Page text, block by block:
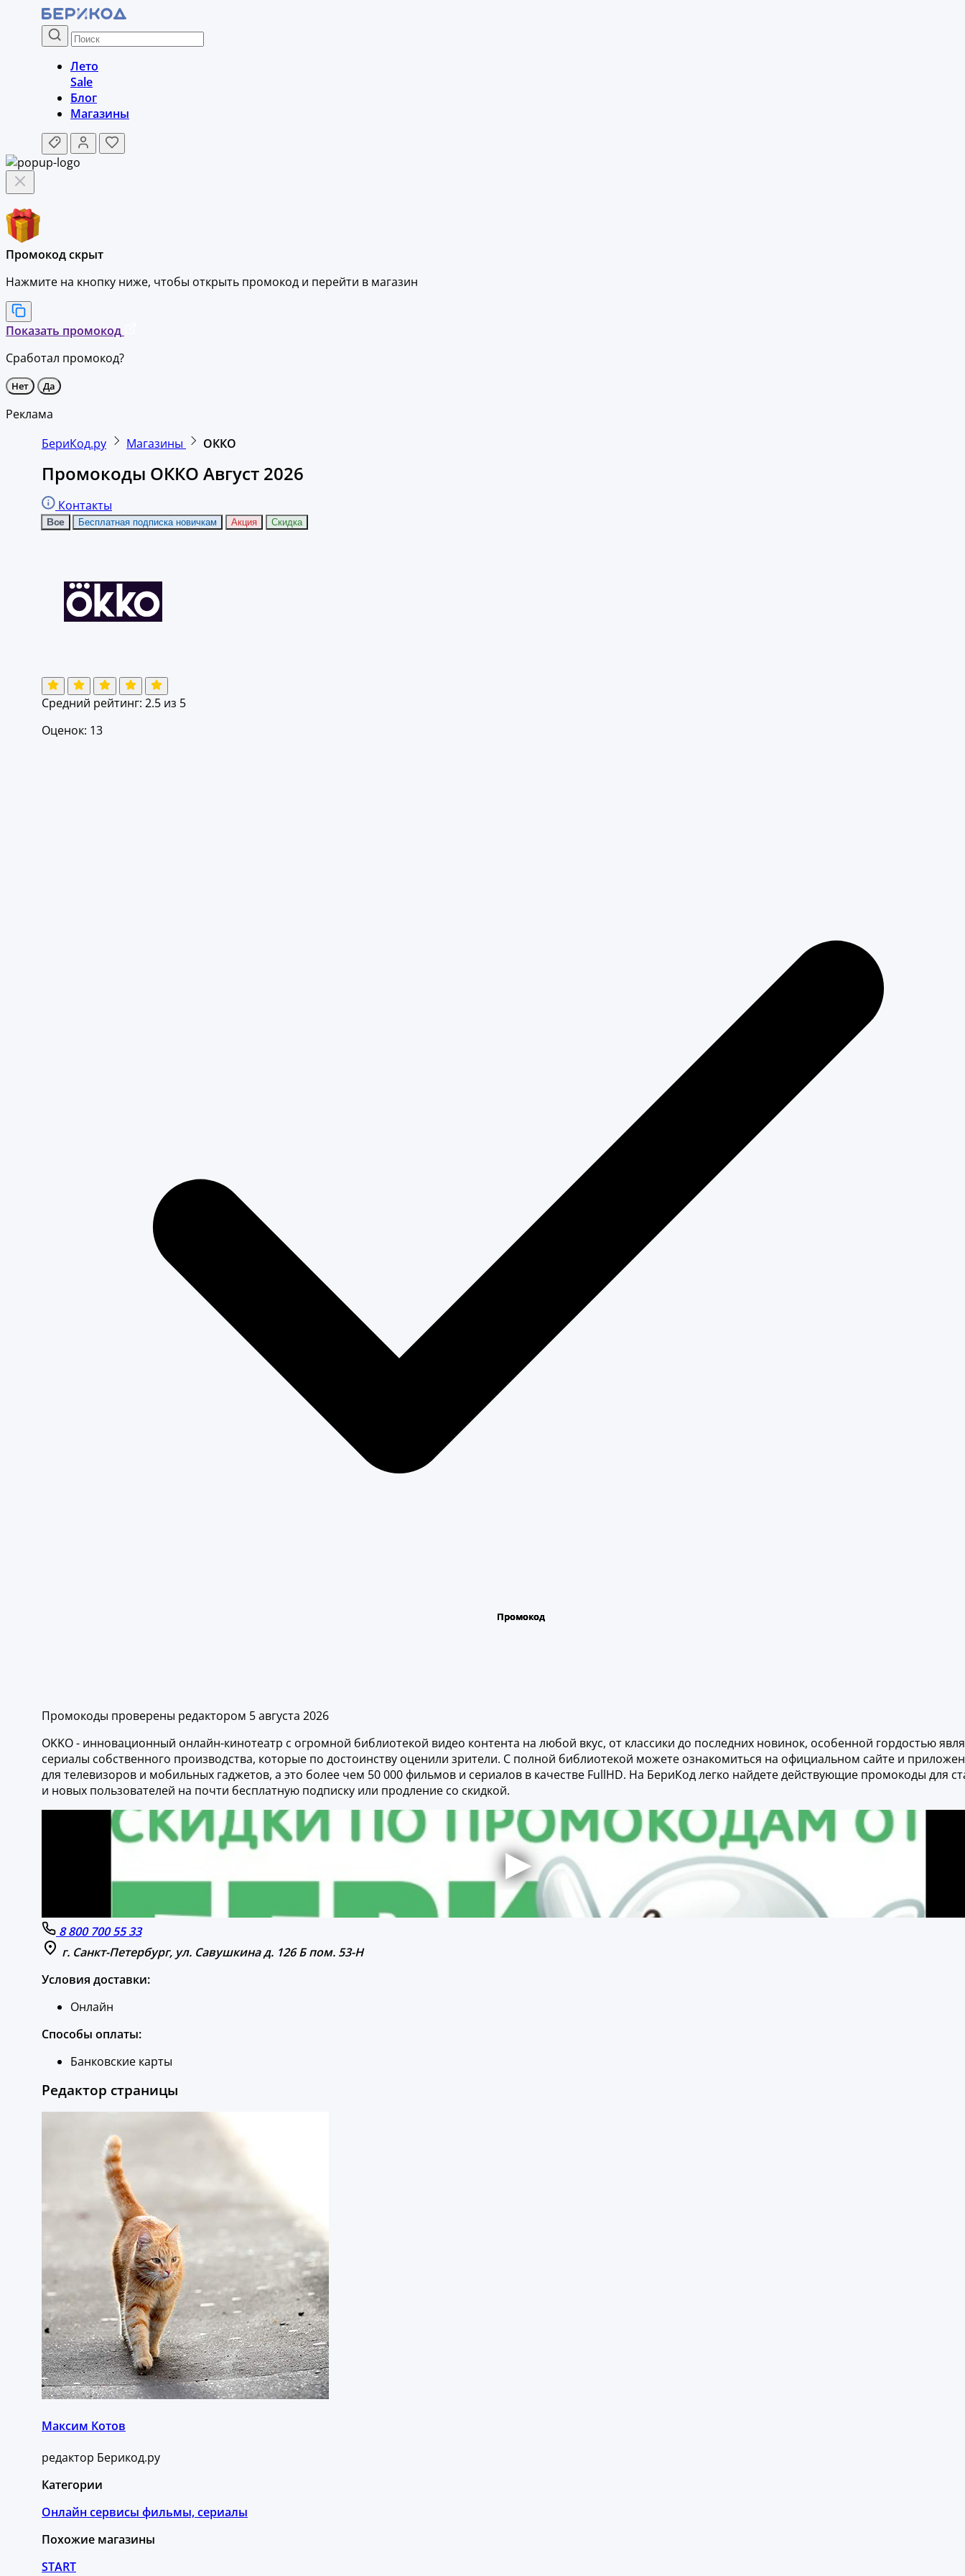
Лето
Sale
Блог
Магазины
Промокод скрыт
Нажмите на кнопку ниже, чтобы открыть промокод и перейти в магазин
Показать промокод
Сработал промокод?
Нет Да
Реклама
БериКод.ру
Магазины ОККО
Промокоды ОККО Август 2026
Контакты
Все Бесплатная подписка новичкам Акция Скидка
Средний рейтинг: 2.5 из 5
Оценок: 13
Промокоды проверены редактором 5 августа 2026
OKKO - инновационный онлайн-кинотеатр с огромной библиотекой видео контента на любой вкус, от классики до последних новинок, особенной гордостью
сериалы собственного производства, которые по достоинству оценили зрители. С полной библиотекой можете ознакомиться на официальном сайте и
для телевизоров и мобильных гаджетов, а это более чем 50 000 фильмов и сериалов в качестве FullHD. На БериКод легко найдете действующие промокоды для
и новых пользователей на почти бесплатную подписку или продление со скидкой.
8 800 700 55 33
г. Санкт-Петербург, ул. Савушкина д. 126 Б пом. 53-Н
Условия доставки:
Онлайн
Способы оплаты:
Банковские карты
Редактор страницы
Максим Котов
редактор Берикод.ру
Категории
Онлайн сервисы фильмы, сериалы
Похожие магазины
START